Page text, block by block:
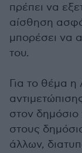
πρέπει να
αίσθηση
μπορέσει να
του.
Για το θέμα
στον δημόσιο
στους
άλλων,